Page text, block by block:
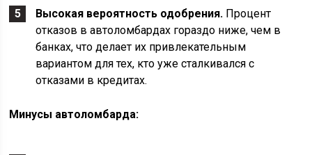
Высокая вероятность одобрения. Процент
отказов в автоломбардах гораздо ниже, чем в
банках, что делает их привлекательным
вариантом для тех, кто уже сталкивался с
отказами в кредитах.
Минусы автоломбарда: